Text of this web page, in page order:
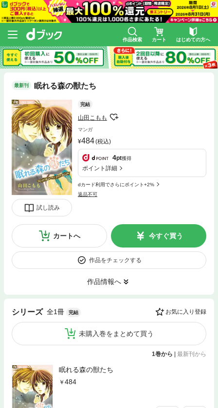
作品検索 カート はじめての方へ
最新刊 眠れる森の獣たち
試し読み
完結
山田こもも
マンガ
484(税込)
4pt獲得
ポイント詳細
dカード利用でさらにポイント+2%
返品不可
カートへ 今すぐ買う
作品をチェックする
作品情報へ
シリーズ 全1冊 完結 お気に入り登録
未購入巻をまとめて買う
1巻から 最新刊から
眠れる森の獣たち
484